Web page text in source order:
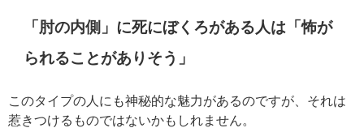
「肘の内側」に死にぼくろがある人は「怖が
られることがありそう」
このタイプの人にも神秘的な魅力があるのですが、それは
惹きつけるものではないかもしれません。